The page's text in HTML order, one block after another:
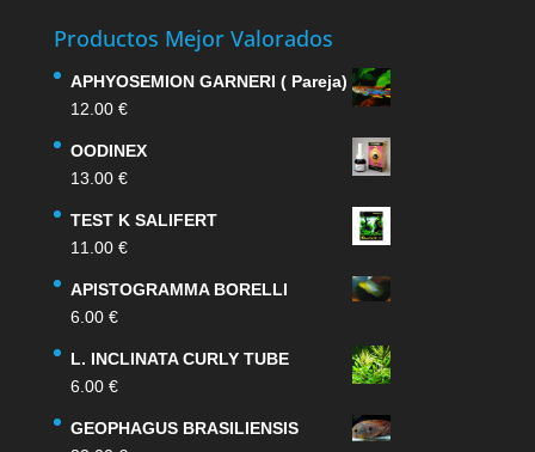
Productos Mejor Valorados
APHYOSEMION GARNERI ( Pareja)
12.00 €
OODINEX
13.00 €
TEST K SALIFERT
11.00 €
APISTOGRAMMA BORELLI
6.00 €
L. INCLINATA CURLY TUBE
6.00 €
GEOPHAGUS BRASILIENSIS